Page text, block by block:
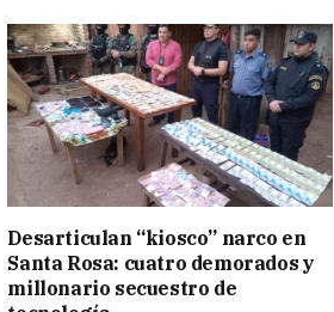
Desarticulan “kiosco” narco en
Santa Rosa: cuatro demorados y
millonario secuestro de